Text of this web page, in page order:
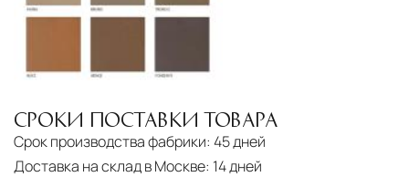
СРОКИ ПОСТАВКИ ТОВАРА
Срок производства фабрики: 45 дней
Доставка на склад в Москве: 14 дней